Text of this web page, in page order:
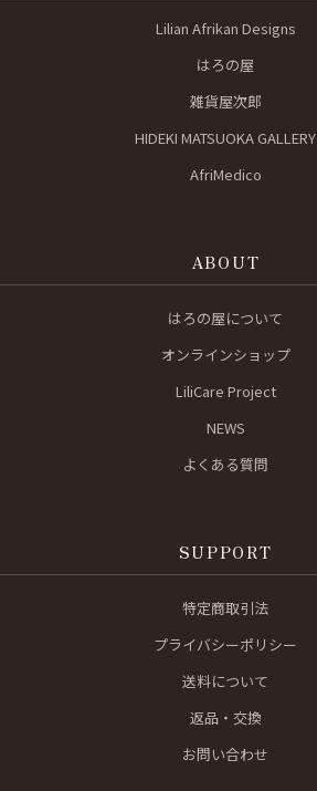
Lilian Afrikan Designs
はろの屋
雑貨屋次郎
HIDEKI MATSUOKA GALLERY
AfriMedico
ABOUT
はろの屋について
オンラインショップ
LiliCare Project
NEWS
よくある質問
SUPPORT
特定商取引法
プライバシーポリシー
送料について
返品・交換
お問い合わせ